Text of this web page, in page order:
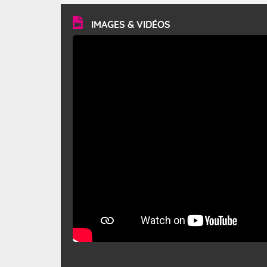
vitesse moyenne de 50 km/h et atteindre 80 à 100 km/h
en rafales, parfois davantage. Il parcourt la basse vallée
du Rhône et la Provence et envahit le littoral
méditerranéen à partir de la Camargue.
IMAGES & VIDÉOS